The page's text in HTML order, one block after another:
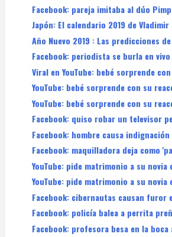
Facebook: pareja imitaba al dúo
Japón: El calendario 2019 de
Año Nuevo 2019 : Las predicciones
Facebook: periodista se burla en
Viral en YouTube: bebé sorprende
YouTube: bebé sorprende con su
YouTube: bebé sorprende con su
Facebook: quiso robar un televisor
Facebook: hombre causa
Facebook: maquilladora deja como
YouTube: pide matrimonio a su
YouTube: pide matrimonio a su novia
Facebook: cibernautas causan furor
Facebook: policía balea a perrita
Facebook: profesora besa en la